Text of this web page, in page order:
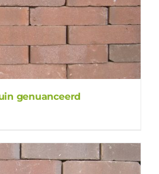
genuanceerd